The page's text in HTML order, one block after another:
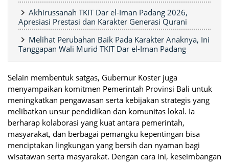
Akhirussanah TKIT Dar el-Iman Padang 2026,
Apresiasi Prestasi dan Karakter Generasi Qurani
Melihat Perubahan Baik Pada Karakter Anaknya, Ini
Tanggapan Wali Murid TKIT Dar el-Iman Padang
Selain membentuk satgas, Gubernur Koster juga
menyampaikan komitmen Pemerintah Provinsi Bali untuk
meningkatkan pengawasan serta kebijakan strategis yang
melibatkan unsur pendidikan dan komunitas lokal. Ia
berharap kolaborasi yang kuat antara pemerintah,
masyarakat, dan berbagai pemangku kepentingan bisa
menciptakan lingkungan yang bersih dan nyaman bagi
wisatawan serta masyarakat. Dengan cara ini, keseimbangan